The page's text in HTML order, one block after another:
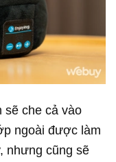
sẽ che cả vào
ngoài được làm
nhưng cũng sẽ